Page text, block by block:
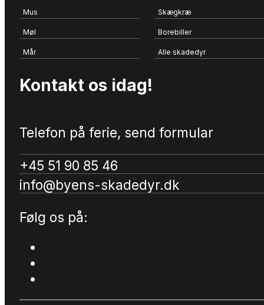
Mus Skægkræ
Møl Borebiller
Mår Alle skadedyr
Kontakt os idag!
Telefon på ferie, send formular
+45 51 90 85 46
info@byens-skadedyr.dk
Følg os på: